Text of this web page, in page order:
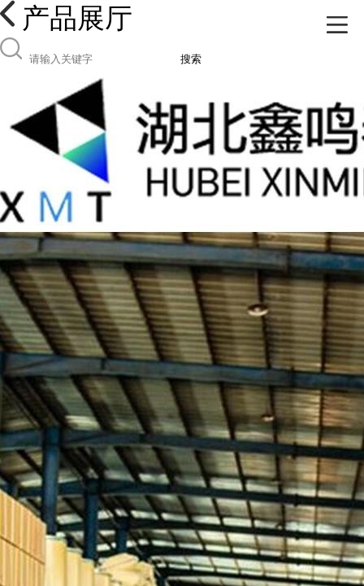
产品展厅
搜索